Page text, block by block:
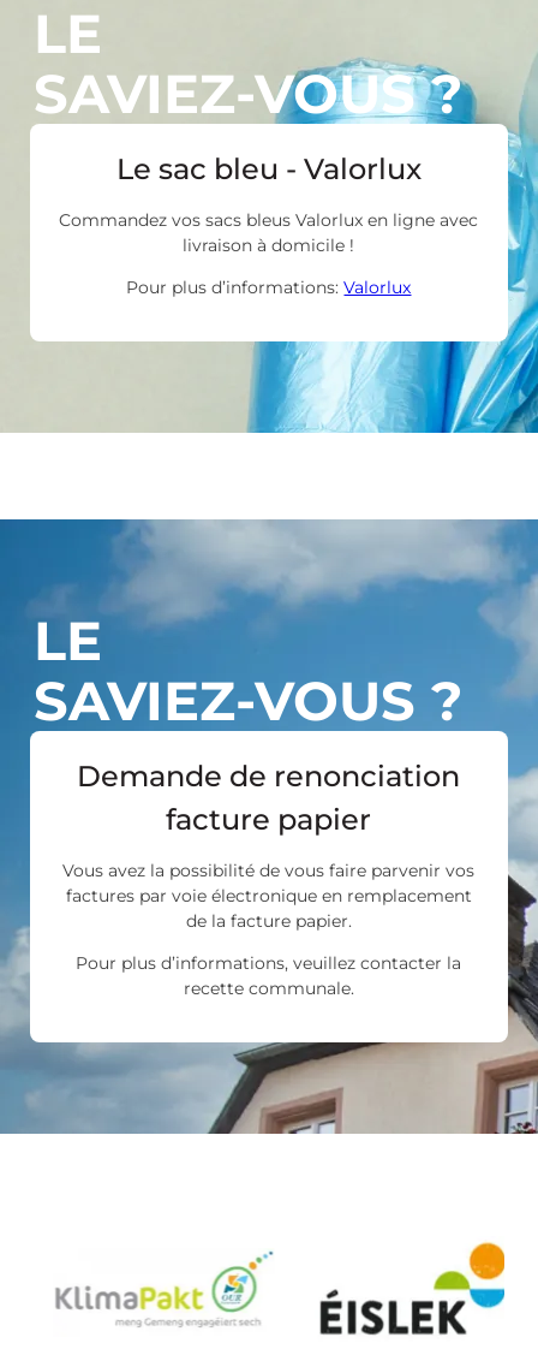
Le sac bleu - Valorlux
Commandez vos sacs bleus Valorlux en ligne avec
livraison à domicile !
Pour plus d’informations:Valorlux
LE
SAVIEZ-VOUS ?
Demande de renonciation
facture papier
Vous avez la possibilité de vous faire parvenir vos
factures par voie électronique en remplacement
de la facture papier.
Pour plus d’informations, veuillez contacter la
recette communale.
LE
SAVIEZ-VOUS ?
Les